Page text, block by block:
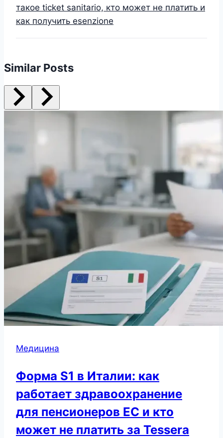
такое ticket sanitario, кто может не платить и
как получить esenzione
Similar Posts
Медицина
Форма S1 в Италии: как
работает здравоохранение
для пенсионеров ЕС и кто
может не платить за Tessera